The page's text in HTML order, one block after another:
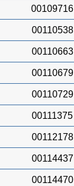
00109716
00110538
00110663
00110679
00110729
00111375
00112178
00114437
00114470